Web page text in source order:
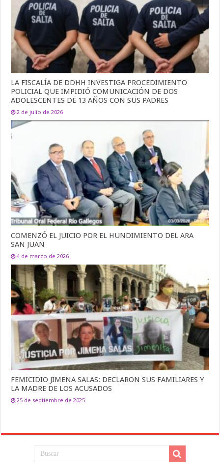
LA FISCALÍA DE DDHH INVESTIGA PROCEDIMIENTO
POLICIAL QUE IMPIDIÓ COMUNICACIÓN DE DOS
ADOLESCENTES DE 13 AÑOS CON SUS PADRES
2 de julio de 2026
COMENZÓ EL JUICIO POR EL HUNDIMIENTO DEL ARA
SAN JUAN
4 de marzo de 2026
FEMICIDIO JIMENA SALAS: DECLARON SUS FAMILIARES Y
LA MADRE DE LOS ACUSADOS
25 de septiembre de 2025